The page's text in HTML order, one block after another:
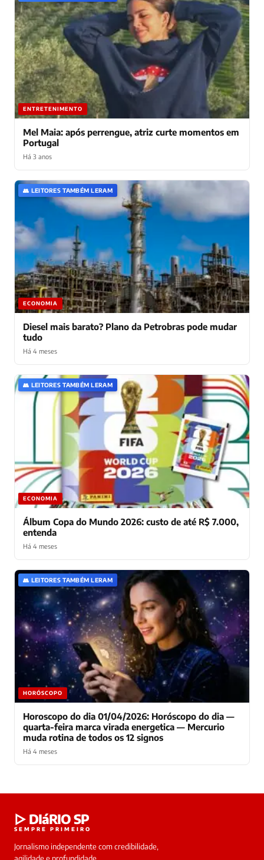
ENTRETENIMENTO
Mel Maia: após perrengue, atriz curte momentos em
Portugal
Há 3 anos
👥 LEITORES TAMBÉM LERAM
ECONOMIA
Diesel mais barato? Plano da Petrobras pode mudar
tudo
Há 4 meses
👥 LEITORES TAMBÉM LERAM
ECONOMIA
Álbum Copa do Mundo 2026: custo de até R$ 7.000,
entenda
Há 4 meses
👥 LEITORES TAMBÉM LERAM
HORÓSCOPO
Horoscopo do dia 01/04/2026: Horóscopo do dia —
quarta-feira marca virada energetica — Mercurio
muda rotina de todos os 12 signos
Há 4 meses
online
▷ DIáRIO SP
SEMPRE PRIMEIRO
Jornalismo independente com credibilidade,